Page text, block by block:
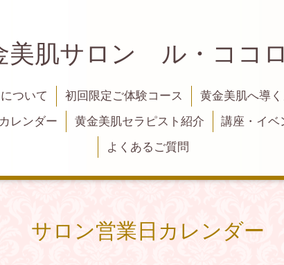
美肌サロン ル・ココ
ついて 初回限定ご体験コース 黄金美肌へ導
レンダー 黄金美肌セラピスト紹介 講座・イベ
よくあるご質問
サロン営業日カレンダー